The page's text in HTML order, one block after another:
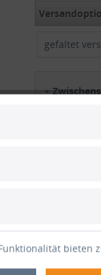
gefaltet
+
Artikel-Nr.:
bieten